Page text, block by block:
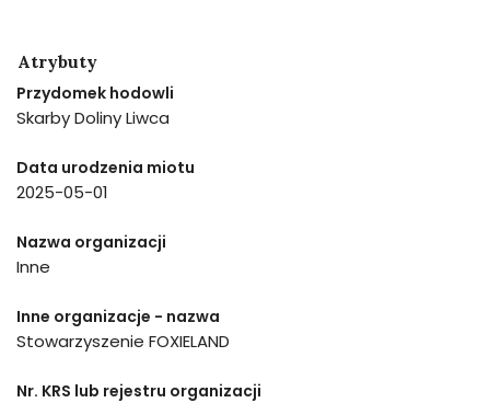
Atrybuty
Przydomek hodowli
Skarby Doliny Liwca
Data urodzenia miotu
2025-05-01
Nazwa organizacji
Inne
Inne organizacje - nazwa
Stowarzyszenie FOXIELAND
Nr. KRS lub rejestru organizacji